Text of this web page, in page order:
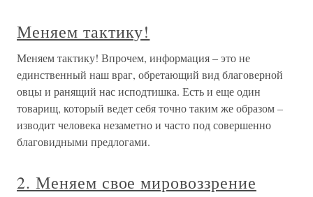
Меняем тактику!
Меняем тактику! Впрочем, информация – это не
единственный наш враг, обретающий вид благоверной
овцы и ранящий нас исподтишка. Есть и еще один
товарищ, который ведет себя точно таким же образом –
изводит человека незаметно и часто под совершенно
благовидными предлогами.
2. Меняем свое мировоззрение